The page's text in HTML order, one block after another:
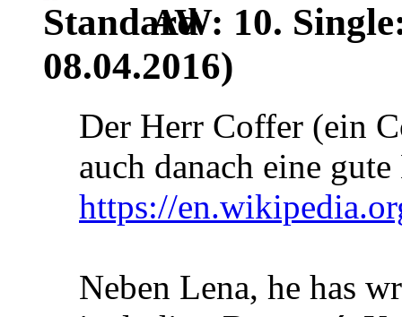
AW: 10.
08.04.2016)
Der Herr Coffer (ein
auch danach eine
https://
Neben Lena, he has